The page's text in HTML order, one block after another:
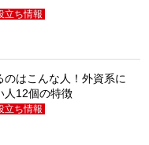
立ち情報
はこんな人！外資系に
人12個の特徴
立ち情報